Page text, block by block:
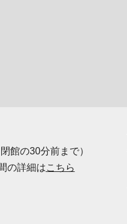
館の30分前まで）
の詳細はこちら